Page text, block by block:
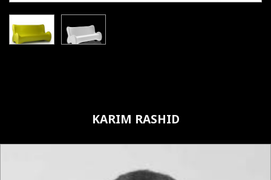
KARIM RASHID